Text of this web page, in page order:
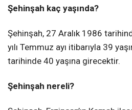
Şehinşah kaç yaşında?
Şehinşah, 27 Aralık 1986
yılı Temmuz ayı itibarıyla 39
tarihinde 40 yaşına girecektir.
Şehinşah nereli?